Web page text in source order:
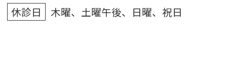
休診日
木曜、土曜午後、日曜、祝日